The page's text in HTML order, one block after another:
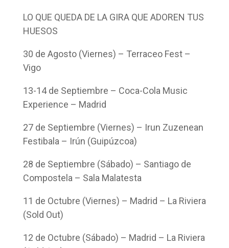
LO QUE QUEDA DE LA GIRA QUE ADOREN TUS
HUESOS
30 de Agosto (Viernes) – Terraceo Fest –
Vigo
13-14 de Septiembre – Coca-Cola Music
Experience – Madrid
27 de Septiembre (Viernes) – Irun Zuzenean
Festibala – Irún (Guipúzcoa)
28 de Septiembre (Sábado) – Santiago de
Compostela – Sala Malatesta
11 de Octubre (Viernes) – Madrid – La Riviera
(Sold Out)
12 de Octubre (Sábado) – Madrid – La Riviera